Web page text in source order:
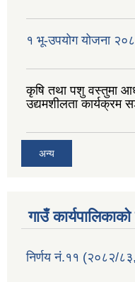
१ भू-उपयोग योजना
कृषि तथा पशु वस्तुमा
उद्यमशीलता कार्यक्रम
अन्य
गाउँ
निर्णय नं.११ (२०८२/